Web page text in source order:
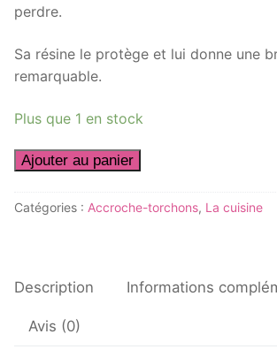
perdre.
Sa résine le protège et lui donne une
remarquable.
Plus que 1 en stock
quantité
Accroche-
Ajouter au panier
Catégories : Accroche-torchons, La cuisine
Description Informations
Avis (0)